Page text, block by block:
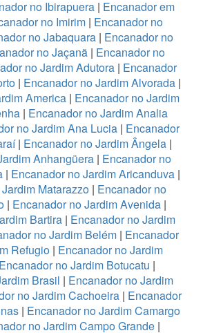
no Ibirapuera | Encanador em
no Imirim | Encanador no
no Jabaquara | Encanador no
no Jaçanã | Encanador no
no Jardim Adutora | Encanador
| Encanador no Jardim Alvorada |
America| Encanador no Jardim
| Encanador no Jardim Analia
no Jardim Ana Lucia| Encanador
| Encanador no Jardim Ângela|
Anhangüera | Encanador no
| Encanador no Jardim Aricanduva |
Matarazzo | Encanador no
| Encanador no Jardim Avenida|
Bartira| Encanador no Jardim
no Jardim Belém| Encanador
Refugio| Encanador no Jardim
Encanador no Jardim Botucatu |
Brasil | Encanador no Jardim
no Jardim Cachoeira| Encanador
| Encanador no Jardim Camargo
no Jardim Campo Grande|